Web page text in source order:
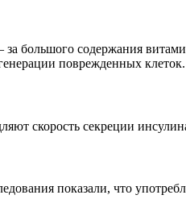
большого содержания
поврежденных
скорость секреции
показали, что